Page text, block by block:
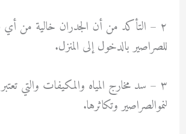
٢ – التأكد من أن الجدران خالية من
للصراصير بالدخول إلى المنزل.
٣ – سد مخارج المياه والمكيفات والتي تعتبر
لنموالصراصير وتكاثرها.